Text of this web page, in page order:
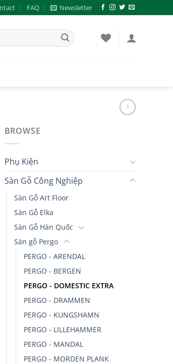
FAQ Newsletter
BROWSE
Phụ Kiện
Sàn Gỗ Công Nghiệp
Sàn Gỗ Art Floor
Sàn Gỗ Elka
Sàn Gỗ Hàn Quốc
Sàn gỗ Pergo
PERGO - ARENDAL
PERGO - BERGEN
PERGO - DOMESTIC EXTRA
PERGO - DRAMMEN
PERGO - KUNGSHAMN
PERGO - LILLEHAMMER
PERGO - MANDAL
PERGO - MORDEN PLANK